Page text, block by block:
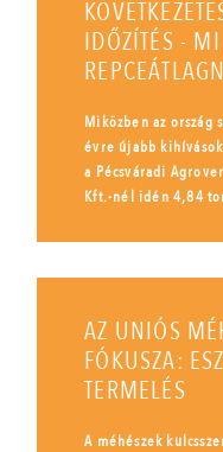
IDŐZÍTÉS -
Miközben az ország
évre újabb
a Pécsváradi
Kft.-nél idén 4,84
AZ UNIÓS
FÓKUSZA:
TERMELÉS
A méhészek